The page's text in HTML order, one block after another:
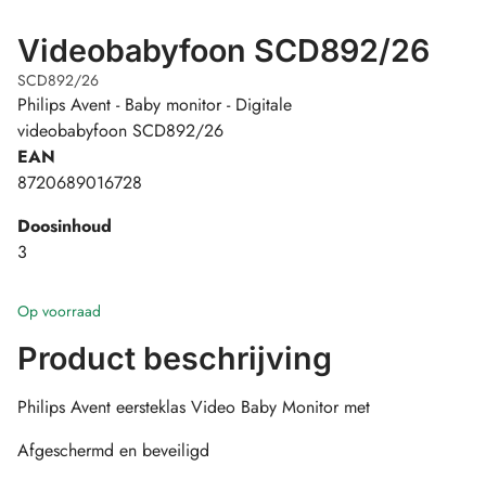
Videobabyfoon SCD892/26
SCD892/26
Philips Avent - Baby monitor - Digitale
videobabyfoon SCD892/26
EAN
8720689016728
Doosinhoud
3
Op voorraad
Product beschrijving
Philips Avent eersteklas Video Baby Monitor met
Afgeschermd en beveiligd